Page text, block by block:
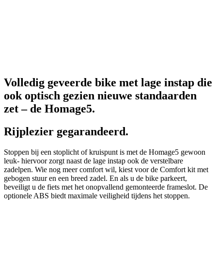
Volledig geveerde bike met lage instap die
ook optisch gezien nieuwe standaarden
zet – de Homage5.
Rijplezier gegarandeerd.
Stoppen bij een stoplicht of kruispunt is met de Homage5 gewoon
leuk- hiervoor zorgt naast de lage instap ook de verstelbare
zadelpen. Wie nog meer comfort wil, kiest voor de Comfort kit met
gebogen stuur en een breed zadel. En als u de bike parkeert,
beveiligt u de fiets met het onopvallend gemonteerde frameslot. De
optionele ABS biedt maximale veiligheid tijdens het stoppen.